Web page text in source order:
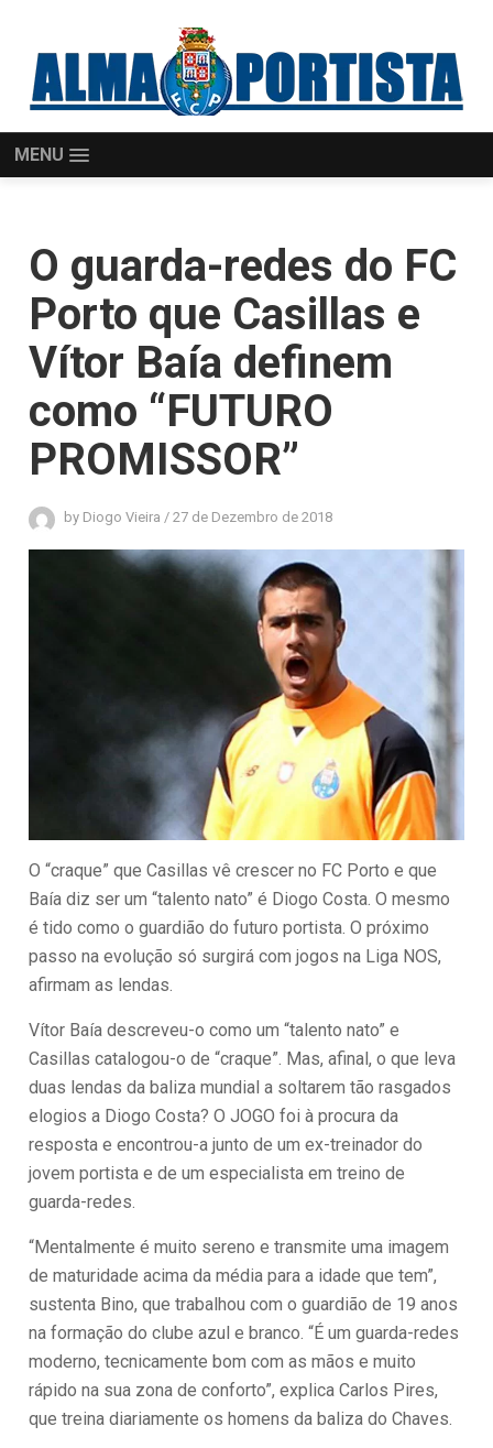
MENU
O guarda-redes do FC
Porto que Casillas e
Vítor Baía definem
como “FUTURO
PROMISSOR”
by Diogo Vieira / 27 de Dezembro de 2018
O “craque” que Casillas vê crescer no FC Porto e que
Baía diz ser um “talento nato” é Diogo Costa. O mesmo
é tido como o guardião do futuro portista. O próximo
passo na evolução só surgirá com jogos na Liga NOS,
afirmam as lendas.
Vítor Baía descreveu-o como um “talento nato” e
Casillas catalogou-o de “craque”. Mas, afinal, o que leva
duas lendas da baliza mundial a soltarem tão rasgados
elogios a Diogo Costa? O JOGO foi à procura da
resposta e encontrou-a junto de um ex-treinador do
jovem portista e de um especialista em treino de
guarda-redes.
“Mentalmente é muito sereno e transmite uma imagem
de maturidade acima da média para a idade que tem”,
sustenta Bino, que trabalhou com o guardião de 19 anos
na formação do clube azul e branco. “É um guarda-redes
moderno, tecnicamente bom com as mãos e muito
rápido na sua zona de conforto”, explica Carlos Pires,
que treina diariamente os homens da baliza do Chaves.